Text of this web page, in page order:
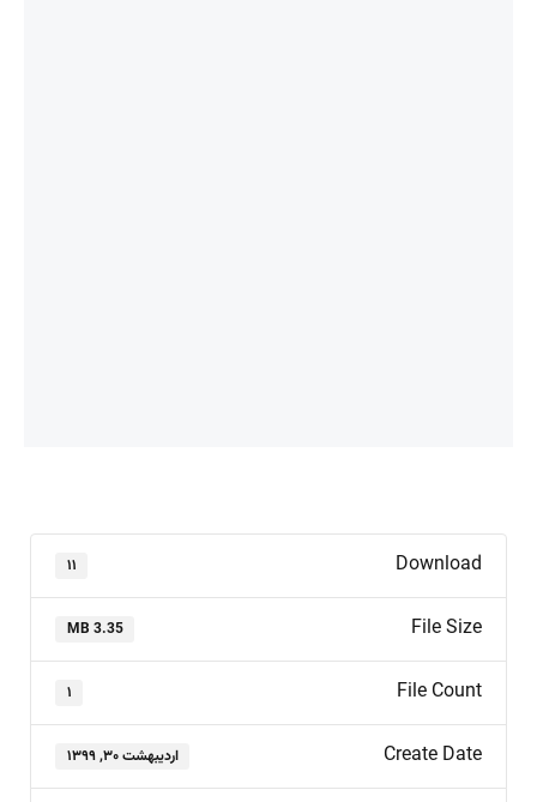
Download ۱۱
File Size
3.35 MB
File Count ۱
Create Date اردیبهشت ۳۰, ۱۳۹۹